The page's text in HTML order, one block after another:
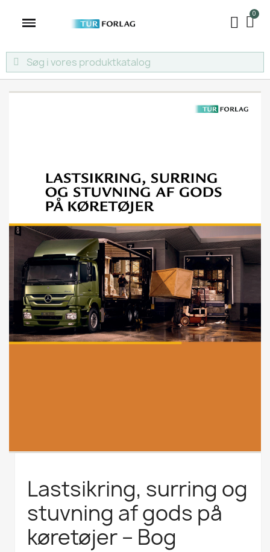
Lastsikring, surring og
stuvning af gods på
køretøjer – Bog